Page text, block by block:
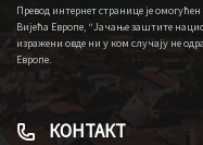
Превод интернет странице је
Вијећа Европе, “Јачање заштите
изражени овде ни у ком случају не
Европе.
КОНТАКТ